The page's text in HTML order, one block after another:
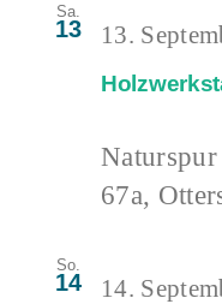
Sa.
13 13.
Naturspur
67a,
So.
14 14.